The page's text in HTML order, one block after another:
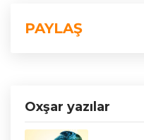
PAYLAŞ
Oxşar yazılar